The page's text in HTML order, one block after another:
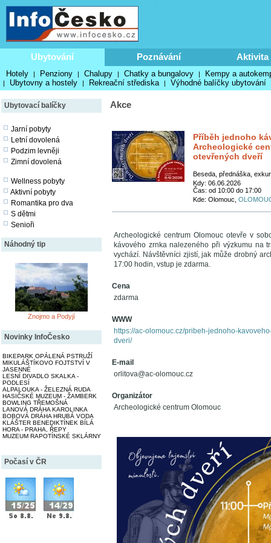
Ubytování Poznávání Aktivita
Hotely | Penziony | Chalupy | Chatky a bungalovy | Kempy a
| Ubytovny a hostely | Rekreační střediska | Výhodné balíčky ubytování
Ubytovací balíčky
Jarní pobyty
Letní dovolená
Podzim levněji
Zimní dovolená
Wellness pobyty
Aktivní pobyty
Romantika pro dva
S dětmi
Senioři
Náhodný tip
Znojmo a Podyjí
Novinky InfoČesko
BIKEPARK OPÁLENÁ PSTRUŽÍ
MIKULÁŠTÍKOVO FOJTSTVÍ V
JASENNÉ
LESNÍ DIVADLO SKALKA -
PODLESÍ
ALPALOUKA - ŽELEZNÁ RUDA
HASIČSKÉ MUZEUM - ŽAMBERK
BOWLING TŘEMOŠNÁ
LANOVÁ DRÁHA KAROLINKA
BOBOVÁ DRÁHA HRUBÁ VODA
KLÁŠTER BENEDIKTÍNEK BÍLÁ
HORA - PRAHA, ŘEPY
MUZEUM RAPOTÍNSKÉ SKLÁRNY
Počasí v ČR
Akce
Příběh jednoho
Archeologické
otevřených dveří
Beseda, přednáška,
Kdy: 06.06.2026
Čas: od 10:00 do 17:00
Kde: Olomouc,
Archeologické centrum Olomouc otevře v
kávového zrnka nalezeného při výzkumu na
vychází. Návštěvníci zjistí, jak může drobný
17:00 hodin, vstup je zdarma.
Cena
zdarma
WWW
https://ac-olomouc.cz/pribeh-jednoho-
dveri/
E-mail
orlitova@ac-olomouc.cz
Organizátor
Archeologické centrum Olomouc